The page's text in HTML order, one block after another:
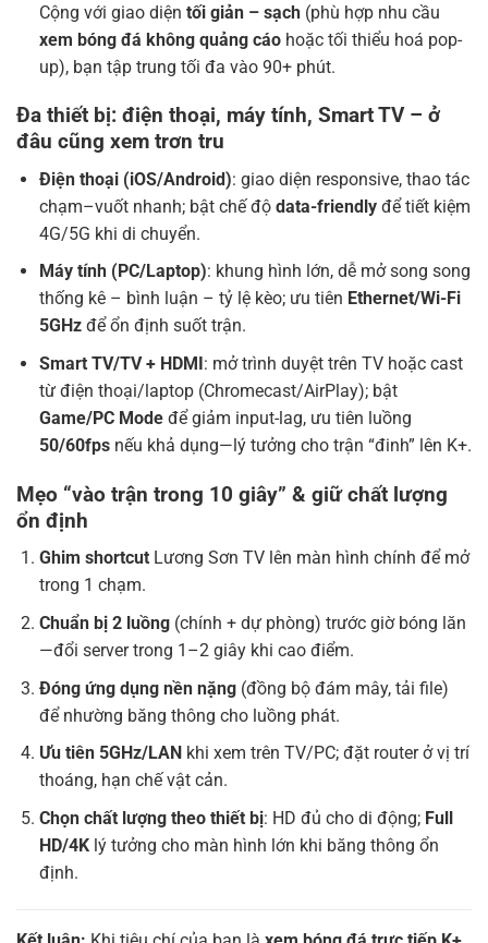
Cộng với giao diện tối giản – sạch(phù hợp nhu cầu
xem bóng đá không quảng cáohoặc tối thiểu hoá pop-
up), bạn tập trung tối đa vào 90+ phút.
Đa thiết bị: điện thoại, máy tính, Smart TV – ở
đâu cũng xem trơn tru
Điện thoại (iOS/Android): giao diện responsive, thao tác
chạm–vuốt nhanh; bật chế độ data-friendlyđể tiết kiệm
4G/5G khi di chuyển.
Máy tính (PC/Laptop): khung hình lớn, dễ mở song song
thống kê – bình luận – tỷ lệ kèo; ưu tiên Ethernet/Wi-Fi
5GHzđể ổn định suốt trận.
Smart TV/TV + HDMI: mở trình duyệt trên TV hoặc cast
từ điện thoại/laptop (Chromecast/AirPlay); bật
Game/PC Modeđể giảm input-lag, ưu tiên luồng
50/60fpsnếu khả dụng—lý tưởng cho trận “đinh” lên K+.
Mẹo “vào trận trong 10 giây” & giữ chất lượng
ổn định
Ghim shortcutLương Sơn TV lên màn hình chính để mở
trong 1 chạm.
Chuẩn bị 2 luồng(chính + dự phòng) trước giờ bóng lăn
—đổi server trong 1–2 giây khi cao điểm.
Đóng ứng dụng nền nặng(đồng bộ đám mây, tải file)
để nhường băng thông cho luồng phát.
Ưu tiên 5GHz/LAN khi xem trên TV/PC; đặt router ở vị trí
thoáng, hạn chế vật cản.
Chọn chất lượng theo thiết bị: HD đủ cho di động; Full
HD/4Klý tưởng cho màn hình lớn khi băng thông ổn
định.